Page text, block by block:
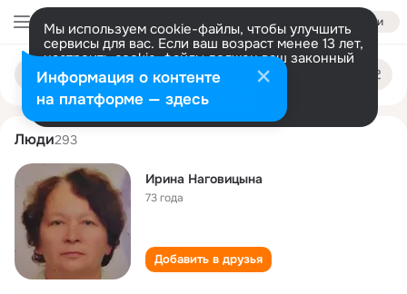
Войти
Мы используем cookie-файлы, чтобы улучшить
сервисы для вас. Если ваш возраст менее 13 лет,
настроить cookie-файлы должен ваш законный
представитель. Больше информации
Разрешить все Настроить
Поиск
людям
irina nagovitsyna
Люди293
Ирина Наговицына
73 года
Добавить в друзья
Информация о контенте
на платформе — здесь